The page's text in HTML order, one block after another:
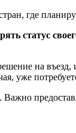
где
статус
на
уже